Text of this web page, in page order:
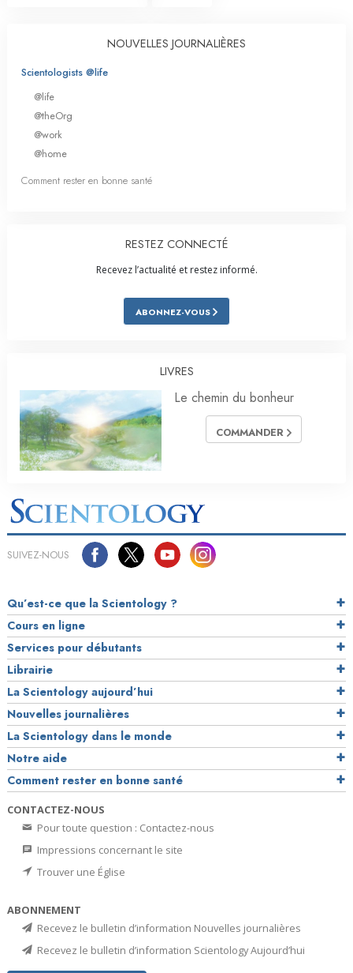
NOUVELLES JOURNALIÈRES
Scientologists @life
@life
@theOrg
@work
@home
Comment rester en bonne santé
RESTEZ CONNECTÉ
Recevez l’actualité et restez informé.
ABONNEZ-VOUS
LIVRES
Le chemin du bonheur
COMMANDER
SUIVEZ-NOUS
Qu’est-ce que la Scientology ?
Cours en ligne
Services pour débutants
Librairie
La Scientology aujourd’hui
Nouvelles journalières
La Scientology dans le monde
Notre aide
Comment rester en bonne santé
CONTACTEZ-NOUS
Pour toute question : Contactez-nous
Impressions concernant le site
Trouver une Église
ABONNEMENT
Recevez le bulletin d’information Nouvelles journalières
Recevez le bulletin d’information Scientology Aujourd’hui